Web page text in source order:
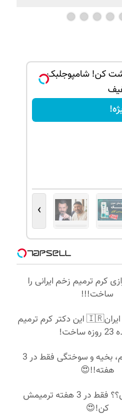
کن! شامپوجلبک
›
کرم ترمیم زخم ایرانی را
ساخت!!!
برای اولین بار در ایران🇮🇷 این دکتر کرم ترمیم
ترمیم جای زخم، بخیه و سوختگی فقط در 3
هفته!!😍
جای بخیه داری؟؟ فقط در 3 هفته ترمیمش
کن!😍